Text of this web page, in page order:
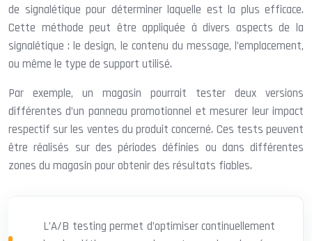
de signalétique pour déterminer laquelle est la plus efficace.
Cette méthode peut être appliquée à divers aspects de la
signalétique : le design, le contenu du message, l’emplacement,
ou même le type de support utilisé.
Par exemple, un magasin pourrait tester deux versions
différentes d’un panneau promotionnel et mesurer leur impact
respectif sur les ventes du produit concerné. Ces tests peuvent
être réalisés sur des périodes définies ou dans différentes
zones du magasin pour obtenir des résultats fiables.
L’A/B testing permet d’optimiser continuellement